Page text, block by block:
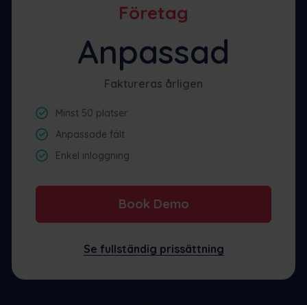
Företag
Anpassad
Faktureras årligen
Minst 50 platser
Anpassade fält
Enkel inloggning
Book Demo
Se fullständig prissättning